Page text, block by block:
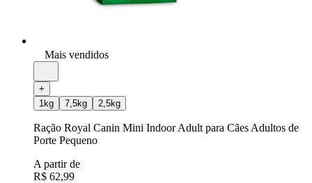
Mais vendidos
+
1kg
7,5kg 2,5kg
Ração Royal Canin Mini Indoor Adult para Cães Adultos de
Porte Pequeno
A partir de
R$ 62,99